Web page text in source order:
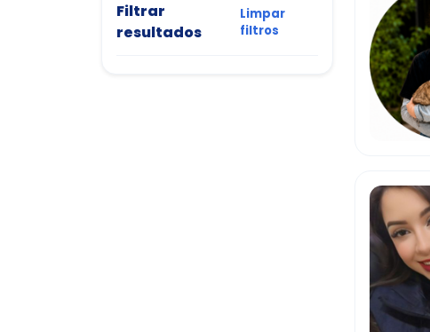
Filtrar
resultados
Limpar
filtros